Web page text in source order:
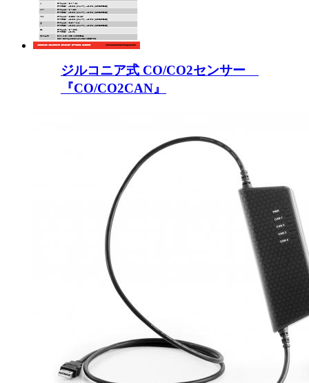
ジルコニア式 CO/CO2センサー
『CO/CO2CAN』